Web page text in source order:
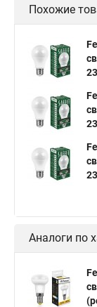
Похожие
Аналоги по